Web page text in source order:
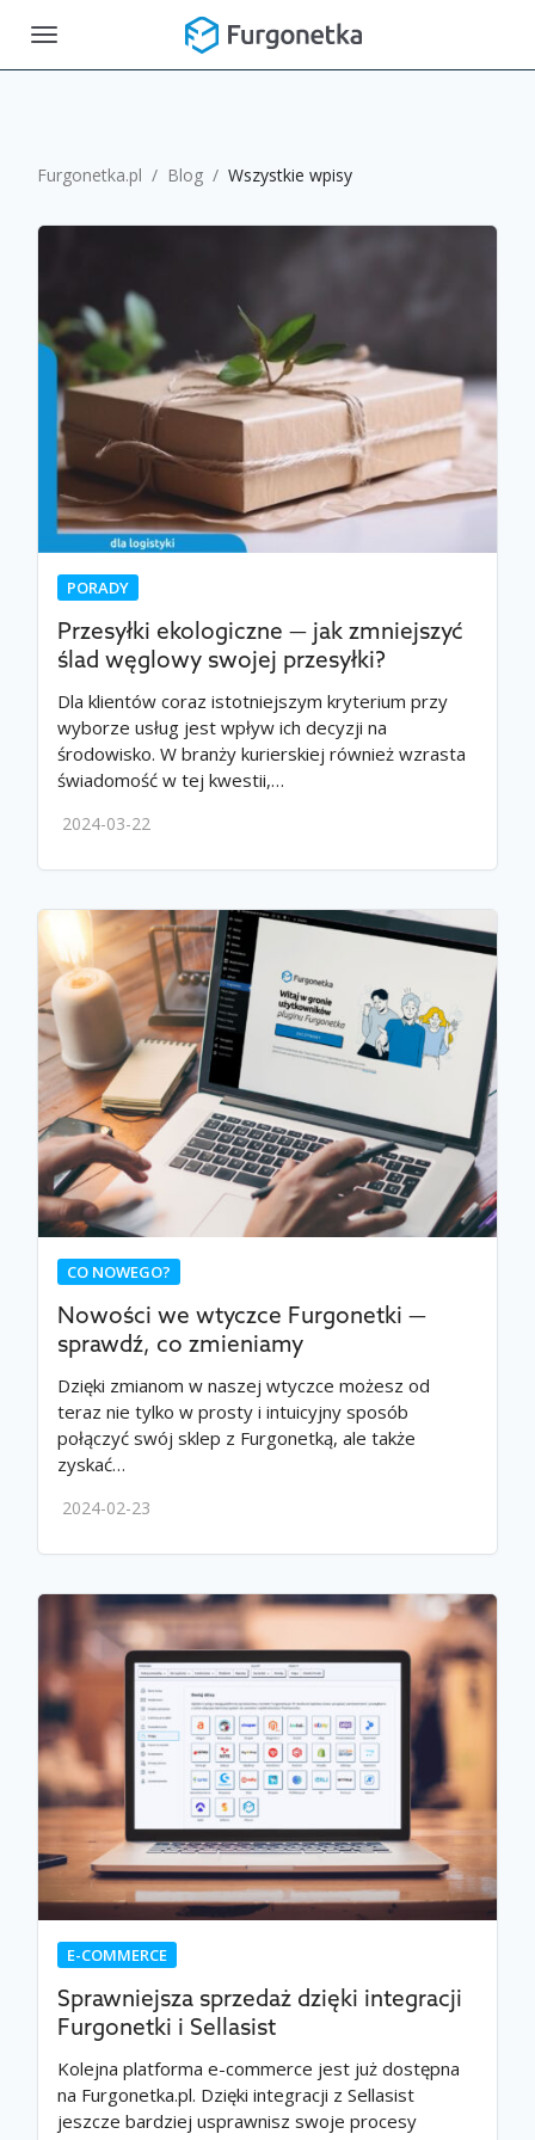
Toggle
Furgonetka.pl / Blog /Wszystkie wpisy
PORADY
Przesyłki ekologiczne — jak zmniejszyć
ślad węglowy swojej przesyłki?
Dla klientów coraz istotniejszym kryterium przy
wyborze usług jest wpływ ich decyzji na
środowisko. W branży kurierskiej również wzrasta
świadomość w tej kwestii,…
2024-03-22
CO NOWEGO?
Nowości we wtyczce Furgonetki —
sprawdź, co zmieniamy
Dzięki zmianom w naszej wtyczce możesz od
teraz nie tylko w prosty i intuicyjny sposób
połączyć swój sklep z Furgonetką, ale także
zyskać…
2024-02-23
E-COMMERCE
Sprawniejsza sprzedaż dzięki integracji
Furgonetki i Sellasist
Kolejna platforma e-commerce jest już dostępna
na Furgonetka.pl. Dzięki integracji z Sellasist
jeszcze bardziej usprawnisz swoje procesy